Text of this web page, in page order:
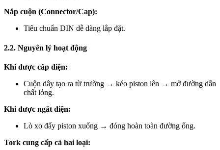
Nắp cuộn (Connector/Cap):
Tiêu chuẩn DIN dễ dàng lắp đặt.
2.2. Nguyên lý hoạt động
Khi được cấp điện:
Cuộn dây tạo ra từ trường → kéo piston lên → mở đường dẫn
chất lỏng.
Khi được ngắt điện:
Lò xo đẩy piston xuống → đóng hoàn toàn đường ống.
Tork cung cấp cả hai loại: